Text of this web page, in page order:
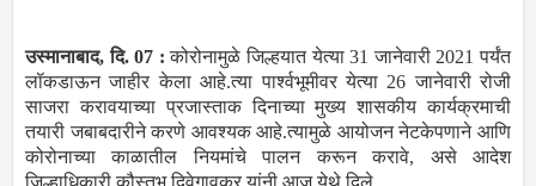
उस्मानाबाद, दि. 07 : कोरोनामुळे जिल्हयात येत्या 31 जानेवारी 2021 पर्यंत
लॉकडाऊन जाहीर केला आहे.त्या पार्श्वभूमीवर येत्या 26 जानेवारी रोजी
साजरा करावयाच्या प्रजास्ताक दिनाच्या मुख्य शासकीय कार्यक्रमाची
तयारी जबाबदारीने करणे आवश्यक आहे.त्यामुळे आयोजन नेटकेपणाने आणि
कोरोनाच्या काळातील नियमांचे पालन करून करावे, असे आदेश
जिल्हाधिकारी कौस्तुभ दिवेगावकर यांनी आज येथे दिले.